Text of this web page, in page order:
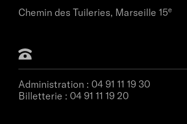
Chemin des Tuileries, Marseille 15e
Administration : 04 91 11 19 30
Billetterie : 04 91 11 19 20